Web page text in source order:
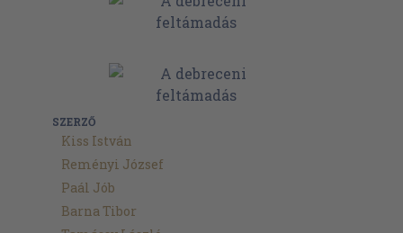
SZERZŐ
Kiss István
Reményi József
Paál Jób
Barna Tibor